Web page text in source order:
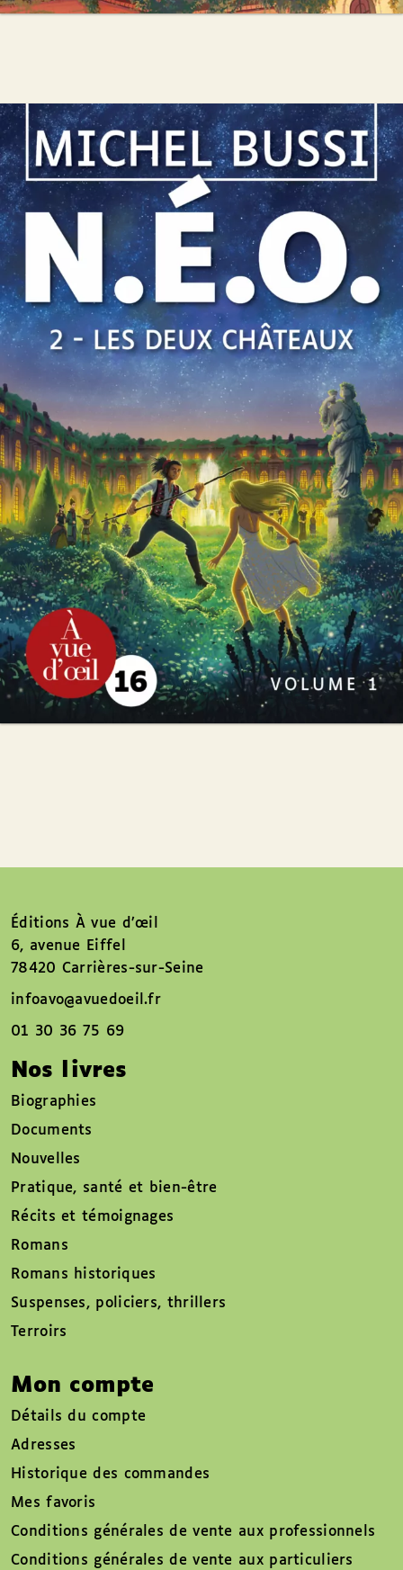
N.É.O. 2 – Les Deux Châteaux
45€
Éditions À vue d’œil
6, avenue Eiffel
78420 Carrières-sur-Seine
infoavo@avuedoeil.fr
01 30 36 75 69
Nos livres
Biographies
Documents
Nouvelles
Pratique, santé et bien-être
Récits et témoignages
Romans
Romans historiques
Suspenses, policiers, thrillers
Terroirs
Mon compte
Détails du compte
Adresses
Historique des commandes
Mes favoris
Conditions générales de vente aux professionnels
Conditions générales de vente aux particuliers